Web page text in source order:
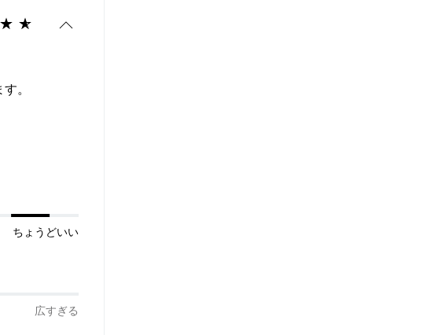
。
ちょうどいい
広すぎる